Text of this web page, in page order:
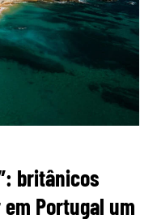
britânicos
Portugal um